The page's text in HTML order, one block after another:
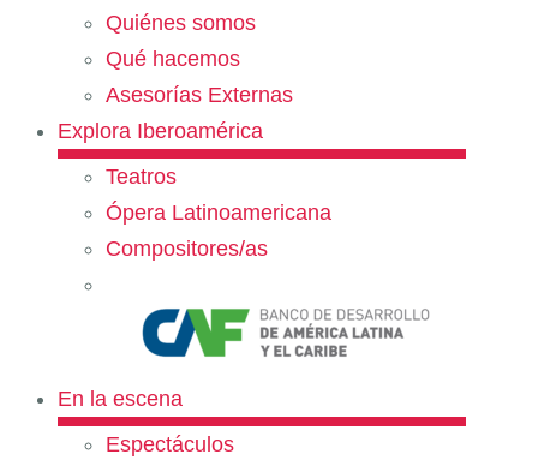
Quiénes somos
Qué hacemos
Asesorías Externas
Explora Iberoamérica
Teatros
Ópera Latinoamericana
Compositores/as
En la escena
Espectáculos